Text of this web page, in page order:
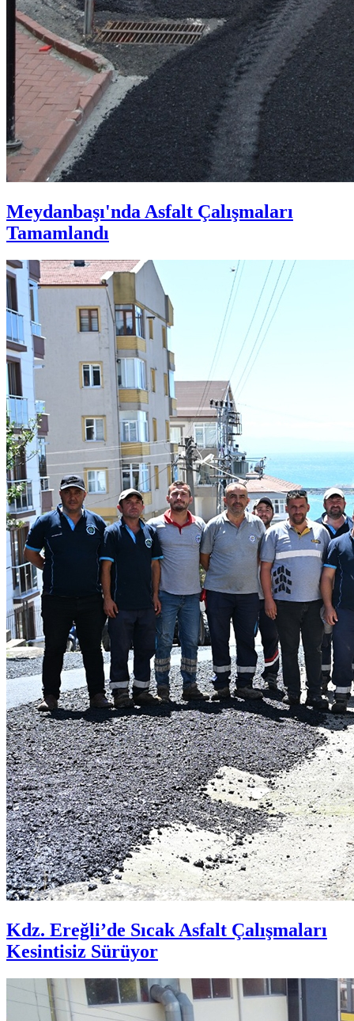
Meydanbaşı'nda Asfalt Çalışmaları
Tamamlandı
Kdz. Ereğli’de Sıcak Asfalt Çalışmaları
Kesintisiz Sürüyor